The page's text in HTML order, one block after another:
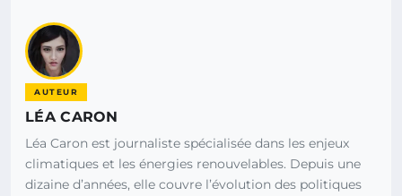
AUTEUR
LÉA CARON
Léa Caron est journaliste spécialisée dans les enjeux
climatiques et les énergies renouvelables. Depuis une
dizaine d’années, elle couvre l’évolution des politiques